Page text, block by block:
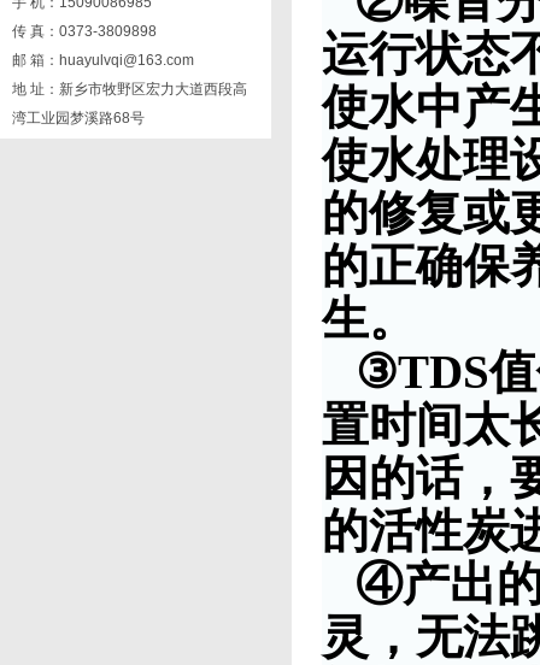
传 真：0373-3809898
邮 箱：huayulvqi@163.com
地 址：新乡市牧野区宏力大道西段高
湾工业园梦溪路68号
运行状态
使水中产
使水处理
的修复或
的正确保
生。
③TDS
置时间太
因的话，
的活性炭
④产出
灵，无法